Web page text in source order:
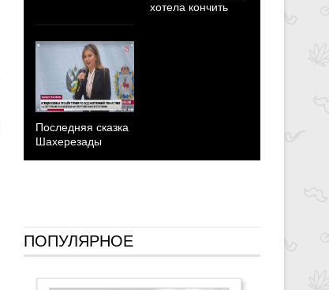
хотела кончить
Последняя сказка
Шахерезады
ПОПУЛЯРНОЕ